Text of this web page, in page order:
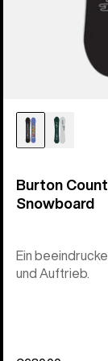
Burton
Snowboard
Ein
und Auftrieb.